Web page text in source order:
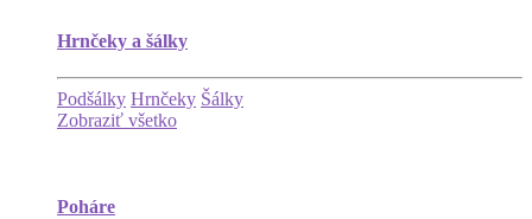
Hrnčeky a šálky
Podšálky Hrnčeky Šálky
Zobraziť všetko
Poháre